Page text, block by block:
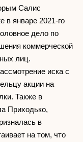
Салис
в январе 2021-го
дело по
коммерческой
лиц.
иска с
акции на
Также в
Приходько,
в
на том, что